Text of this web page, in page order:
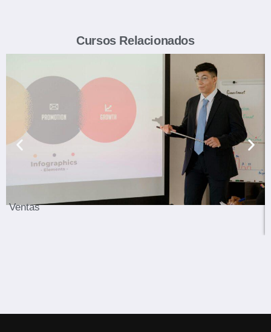
Cursos Relacionados
Ventas